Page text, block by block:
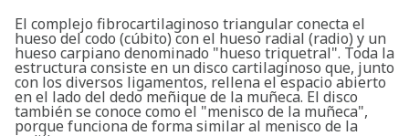
El complejo fibrocartilaginoso triangular conecta el
hueso del codo (cúbito) con el hueso radial (radio) y un
hueso carpiano denominado "hueso triquetral". Toda la
estructura consiste en un disco cartilaginoso que, junto
con los diversos ligamentos, rellena el espacio abierto
en el lado del dedo meñique de la muñeca. El disco
también se conoce como el "menisco de la muñeca",
porque funciona de forma similar al menisco de la